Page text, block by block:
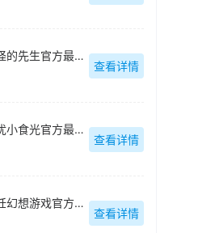
作怪的先生官方最新版
查看详情
解忧小食光官方最新版
查看详情
烹饪幻想游戏官方最新版
查看详情